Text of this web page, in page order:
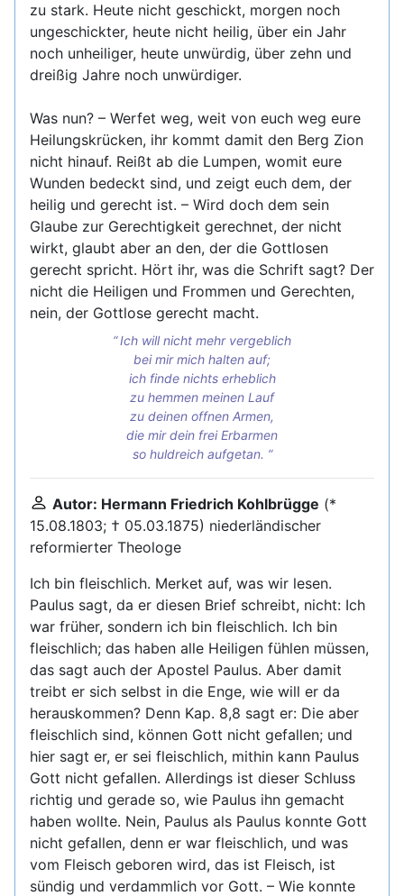
zu stark. Heute nicht geschickt, morgen noch
ungeschickter, heute nicht heilig, über ein Jahr
noch unheiliger, heute unwürdig, über zehn und
dreißig Jahre noch unwürdiger.
Was nun? – Werfet weg, weit von euch weg eure
Heilungskrücken, ihr kommt damit den Berg Zion
nicht hinauf. Reißt ab die Lumpen, womit eure
Wunden bedeckt sind, und zeigt euch dem, der
heilig und gerecht ist. – Wird doch dem sein
Glaube zur Gerechtigkeit gerechnet, der nicht
wirkt, glaubt aber an den, der die Gottlosen
gerecht spricht. Hört ihr, was die Schrift sagt? Der
nicht die Heiligen und Frommen und Gerechten,
nein, der Gottlose gerecht macht.
Ich will nicht mehr vergeblich
bei mir mich halten auf;
ich finde nichts erheblich
zu hemmen meinen Lauf
zu deinen offnen Armen,
die mir dein frei Erbarmen
so huldreich aufgetan.
Autor: Hermann Friedrich Kohlbrügge (*
15.08.1803; † 05.03.1875) niederländischer
reformierter Theologe
Ich bin fleischlich. Merket auf, was wir lesen.
Paulus sagt, da er diesen Brief schreibt, nicht: Ich
war früher, sondern ich bin fleischlich. Ich bin
fleischlich; das haben alle Heiligen fühlen müssen,
das sagt auch der Apostel Paulus. Aber damit
treibt er sich selbst in die Enge, wie will er da
herauskommen? Denn Kap. 8,8 sagt er: Die aber
fleischlich sind, können Gott nicht gefallen; und
hier sagt er, er sei fleischlich, mithin kann Paulus
Gott nicht gefallen. Allerdings ist dieser Schluss
richtig und gerade so, wie Paulus ihn gemacht
haben wollte. Nein, Paulus als Paulus konnte Gott
nicht gefallen, denn er war fleischlich, und was
vom Fleisch geboren wird, das ist Fleisch, ist
sündig und verdammlich vor Gott. – Wie konnte